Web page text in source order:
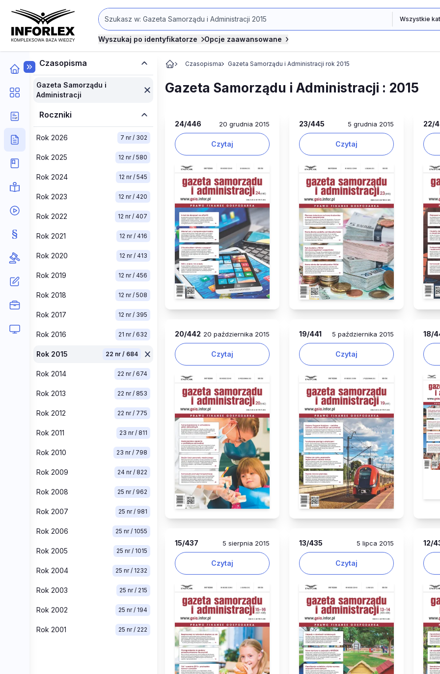
Wyszukaj po identyfikatorze Opcje zaawansowane
Czasopisma
Gazeta Samorządu i
Administracji
Roczniki
Rok 2026 7 nr / 302
Rok 2025 12 nr / 580
Rok 2024 12 nr / 545
Rok 2023 12 nr / 420
Rok 2022 12 nr / 407
Rok 2021 12 nr / 416
Rok 2020 12 nr / 413
Rok 2019 12 nr / 456
Rok 2018 12 nr / 508
Rok 2017 12 nr / 395
Rok 2016 21 nr / 632
Rok 2015 22 nr / 684
Rok 2014 22 nr / 674
Rok 2013 22 nr / 853
Rok 2012 22 nr / 775
Rok 2011 23 nr / 811
Rok 2010 23 nr / 798
Rok 2009 24 nr / 822
Rok 2008 25 nr / 962
Rok 2007 25 nr / 981
Rok 2006 25 nr / 1055
Rok 2005 25 nr / 1015
Rok 2004 25 nr / 1232
Rok 2003 25 nr / 215
Rok 2002 25 nr / 194
Rok 2001 25 nr / 222
Czasopisma Gazeta Samorządu i Administracji rok 2015
Gazeta Samorządu i Administracji : 2015
24/446 20 grudnia 2015
Czytaj
23/445 5 grudnia 2015
Czytaj
22/
20/442 20 października 2015
Czytaj
19/441 5 października 2015
Czytaj
18/
15/437 5 sierpnia 2015
Czytaj
13/435 5 lipca 2015
Czytaj
12/